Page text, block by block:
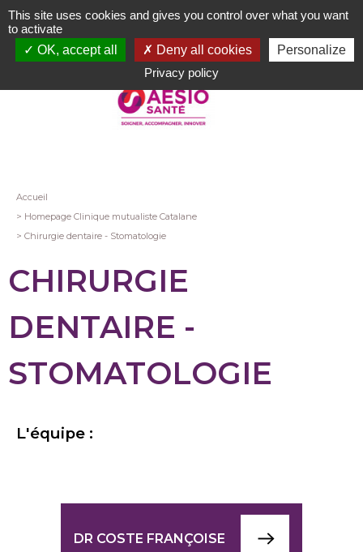
Aller
au
contenu
Fil
d'Ariane
Accueil
Homepage Clinique mutualiste Catalane
Chirurgie dentaire - Stomatologie
CHIRURGIE
DENTAIRE -
STOMATOLOGIE
L'équipe :
DR COSTE FRANÇOISE
This site uses cookies and gives you control over what you want
to activate
OK, accept all
Deny all cookies
Personalize
Privacy policy